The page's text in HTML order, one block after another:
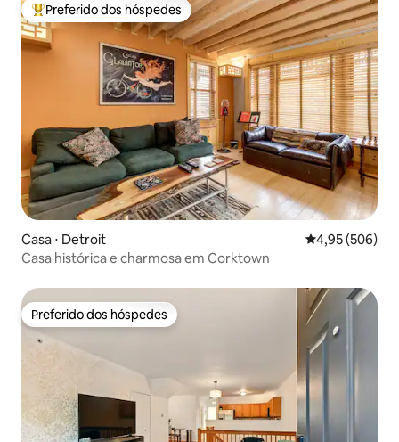
Entre os melhores preferidos dos hóspedes
Preferido dos hóspedes
Casa ⋅ Detroit 4,95 de uma
4,95 (506)
Casa histórica e charmosa em Corktown
Preferido dos hóspedes
Preferido dos hóspedes